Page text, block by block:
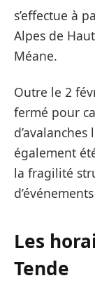
s’effectue à
Alpes de
Méane.
Outre le 2
fermé pour
également
la fragilité
Les
Tende